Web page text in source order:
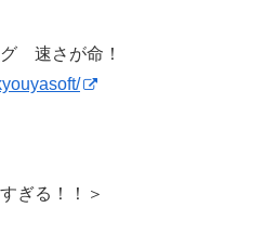
速さが命！
ぎる！！＞